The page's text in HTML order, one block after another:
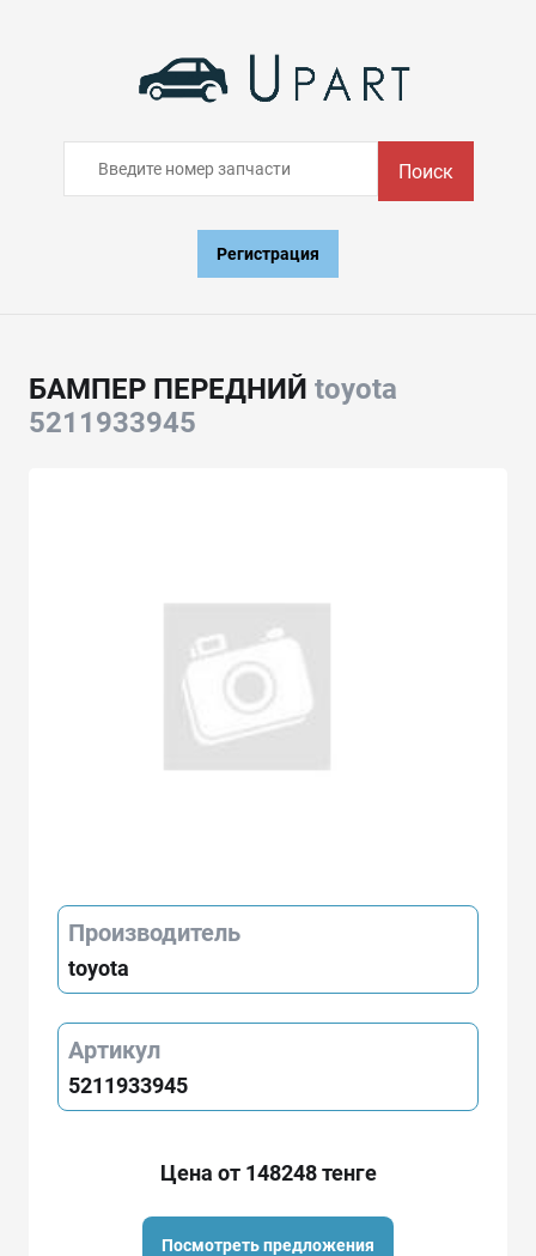
Поиск
Регистрация
БАМПЕР ПЕРЕДНИЙ toyota
5211933945
Производитель
toyota
Артикул
5211933945
Цена от 148248 тенге
Посмотреть предложения